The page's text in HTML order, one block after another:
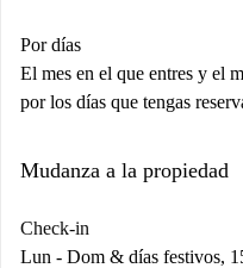
Por días
El mes en el que entres y el
por los días que tengas
Mudanza a la propiedad
Check-in
Lun - Dom & días festivos,